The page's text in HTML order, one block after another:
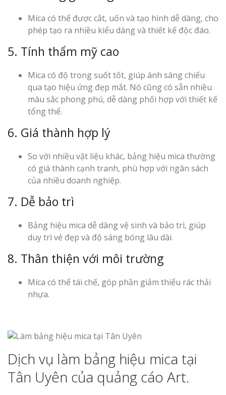
Mica có thể được cắt, uốn và tạo hình dễ dàng, cho
phép tạo ra nhiều kiểu dáng và thiết kế độc đáo.
5. Tính thẩm mỹ cao
Mica có độ trong suốt tốt, giúp ánh sáng chiếu
qua tạo hiệu ứng đẹp mắt. Nó cũng có sẵn nhiều
màu sắc phong phú, dễ dàng phối hợp với thiết kế
tổng thể.
6. Giá thành hợp lý
So với nhiều vật liệu khác, bảng hiệu mica thường
có giá thành cạnh tranh, phù hợp với ngân sách
của nhiều doanh nghiệp.
7. Dễ bảo trì
Bảng hiệu mica dễ dàng vệ sinh và bảo trì, giúp
duy trì vẻ đẹp và độ sáng bóng lâu dài.
8. Thân thiện với môi trường
Mica có thể tái chế, góp phần giảm thiểu rác thải
nhựa.
Dịch vụ làm bảng hiệu mica tại
Tân Uyên của quảng cáo Art.